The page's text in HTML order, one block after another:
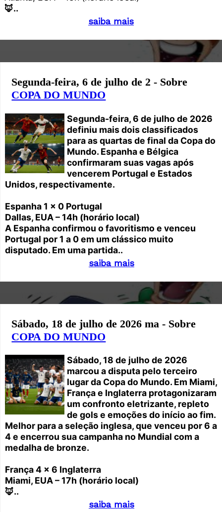
🦊..
saiba mais
Segunda-feira, 6 de julho de 2 - Sobre
COPA DO MUNDO
Segunda-feira, 6 de julho de 2026
definiu mais dois classificados
para as quartas de final da Copa do
Mundo. Espanha e Bélgica
confirmaram suas vagas após
vencerem Portugal e Estados
Unidos, respectivamente.
Espanha 1 x 0 Portugal
Dallas, EUA – 14h (horário local)
A Espanha confirmou o favoritismo e venceu
Portugal por 1 a 0 em um clássico muito
disputado. Em uma partida..
saiba mais
Sábado, 18 de julho de 2026 ma - Sobre
COPA DO MUNDO
Sábado, 18 de julho de 2026
marcou a disputa pelo terceiro
lugar da Copa do Mundo. Em Miami,
França e Inglaterra protagonizaram
um confronto eletrizante, repleto
de gols e emoções do início ao fim.
Melhor para a seleção inglesa, que venceu por 6 a
4 e encerrou sua campanha no Mundial com a
medalha de bronze.
França 4 x 6 Inglaterra
Miami, EUA – 17h (horário local)
🦊..
saiba mais